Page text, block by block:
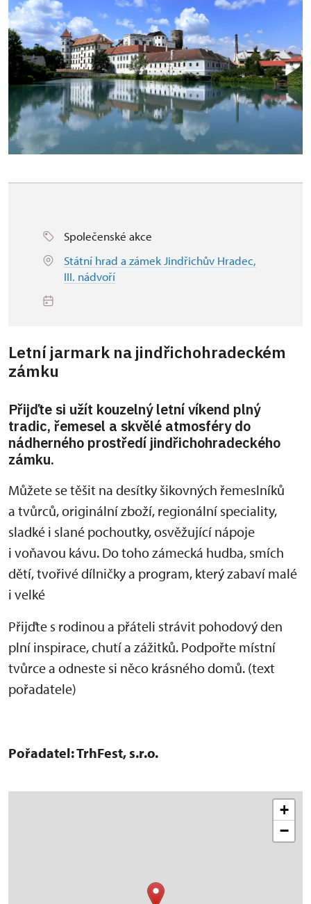
Společenské akce
Státní hrad a zámek Jindřichův Hradec,
III. nádvoří
Letní jarmark na jindřichohradeckém
zámku
Přijďte si užít kouzelný letní víkend plný
tradic, řemesel a skvělé atmosféry do
nádherného prostředí jindřichohradeckého
zámku.
Můžete se těšit na desítky šikovných řemeslníků
a tvůrců, originální zboží, regionální speciality,
sladké i slané pochoutky, osvěžující nápoje
i voňavou kávu. Do toho zámecká hudba, smích
dětí, tvořivé dílničky a program, který zabaví malé
i velké
Přijďte s rodinou a přáteli strávit pohodový den
plní inspirace, chutí a zážitků. Podpořte místní
tvůrce a odneste si něco krásného domů. (text
pořadatele)
Pořadatel: TrhFest, s.r.o.
+
−